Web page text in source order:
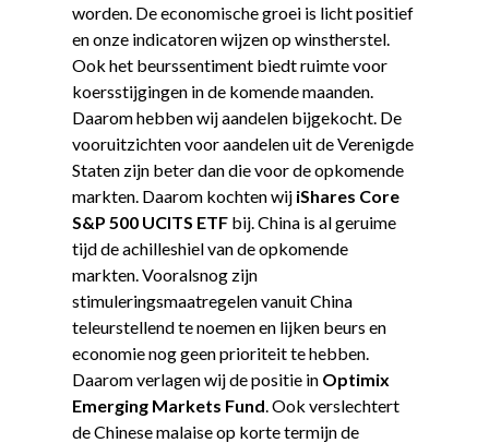
worden. De economische groei is licht positief
en onze indicatoren wijzen op winstherstel.
Ook het beurssentiment biedt ruimte voor
koersstijgingen in de komende maanden.
Daarom hebben wij aandelen bijgekocht. De
vooruitzichten voor aandelen uit de Verenigde
Staten zijn beter dan die voor de opkomende
markten. Daarom kochten wij iShares Core
S&P 500 UCITS ETFbij. China is al geruime
tijd de achilleshiel van de opkomende
markten. Vooralsnog zijn
stimuleringsmaatregelen vanuit China
teleurstellend te noemen en lijken beurs en
economie nog geen prioriteit te hebben.
Daarom verlagen wij de positie in Optimix
Emerging Markets Fund. Ook verslechtert
de Chinese malaise op korte termijn de